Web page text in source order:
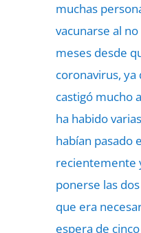
muchas
vacunarse al
meses desde
coronavirus, ya
castigó mucho
ha habido
habían pasado
recientemente
ponerse las
que era
espera de